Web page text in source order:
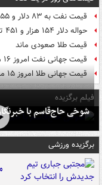
قیمت نفت به ۸۳ دلار و ۵۵ سنت در هر بشکه رسید
حواله دلار ۱۵۴ هزار و ۴۵۱ تومان شد
قیمت طلا صعودی ماند
قیمت جهانی نفت امروز ۱۶ مرداد
قیمت جهانی طلا امروز ۱۵ مرداد
فیلم برگزیده
شوخی حاج‌قاسم با
برگزیده ورزشی